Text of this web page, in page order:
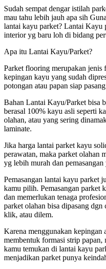
Sudah sempat dengar istilah
mau tahu lebih jauh apa sih
lantai kayu parket? Lantai Kayu
interior yg baru loh di bidang
Apa itu Lantai Kayu/Parket?
Parket flooring merupakan
kepingan kayu yang sudah
potongan atau papan siap
Bahan Lantai Kayu/Parket bisa
berasal 100% kayu asli seperti
olahan, atau yang sering
laminate.
Jika harga lantai parket kayu
perawatan, maka parket olahan
yg lebih murah dan
Pemasangan lantai kayu parket
kamu pilih. Pemasangan parket
dan memerlukan tenaga
parket olahan bisa dipasang
klik, atau dilem.
Karena menggunakan kepingan
membentuk formasi strip papan,
kamu temukan di lantai kayu
menjadikan parket punya